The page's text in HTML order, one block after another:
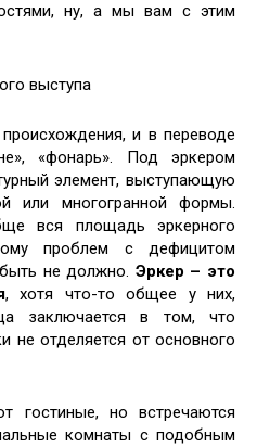
ну, а мы вам с этим
выступа
и в переводе
«фонарь». Под эркером
элемент, выступающую
или многогранной формы.
вся площадь эркерного
проблем с дефицитом
не должно. Эркер – это
, хотя что-то общее у них,
заключается в том, что
не отделяется от основного
гостиные, но встречаются
комнаты с подобным